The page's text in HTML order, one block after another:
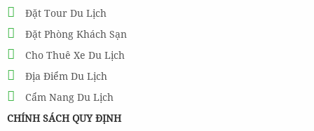
Đặt Tour Du Lịch
Đặt Phòng Khách Sạn
Cho Thuê Xe Du Lịch
Địa Điểm Du Lịch
Cẩm Nang Du Lịch
CHÍNH SÁCH QUY ĐỊNH